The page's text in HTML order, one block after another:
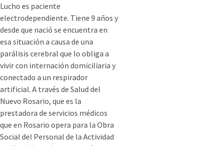
Lucho es paciente
electrodependiente. Tiene 9 años y
desde que nació se encuentra en
esa situación a causa de una
parálisis cerebral que lo obliga a
vivir con internación domiciliaria y
conectado a un respirador
artificial. A través de Salud del
Nuevo Rosario, que es la
prestadora de servicios médicos
que en Rosario opera para la Obra
Social del Personal de la Actividad